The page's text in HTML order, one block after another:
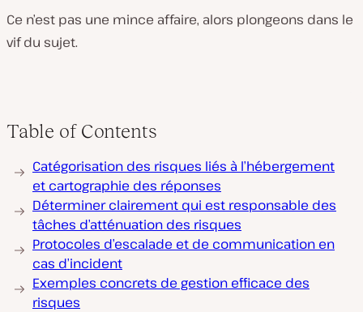
Ce n’est pas une mince affaire, alors plongeons dans le
vif du sujet.
Table of Contents
Catégorisation des risques liés à l’hébergement
et cartographie des réponses
Déterminer clairement qui est responsable des
tâches d’atténuation des risques
Protocoles d’escalade et de communication en
cas d’incident
Exemples concrets de gestion efficace des
risques